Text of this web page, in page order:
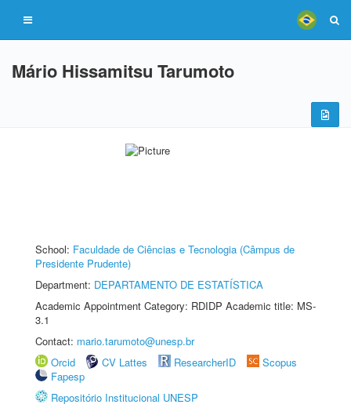
Mário Hissamitsu Tarumoto
School: Faculdade de Ciências e Tecnologia (Câmpus de
Presidente Prudente)
Department: DEPARTAMENTO DE ESTATÍSTICA
Academic Appointment Category: RDIDP Academic title: MS-
3.1
Contact: mario.tarumoto@unesp.br
Orcid
CV Lattes ResearcherID
Scopus
Fapesp
Repositório Institucional UNESP